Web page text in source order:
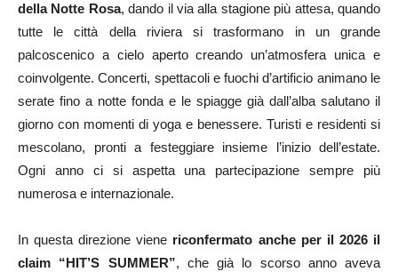
della Notte Rosa, dando il via alla stagione più attesa, quando
tutte le città della riviera si trasformano in un grande
palcoscenico a cielo aperto creando un’atmosfera unica e
coinvolgente. Concerti, spettacoli e fuochi d’artificio animano le
serate fino a notte fonda e le spiagge già dall’alba salutano il
giorno con momenti di yoga e benessere. Turisti e residenti si
mescolano, pronti a festeggiare insieme l’inizio dell’estate.
Ogni anno ci si aspetta una partecipazione sempre più
numerosa e internazionale.
In questa direzione viene riconfermato anche per il 2026 il
claim “HIT’S SUMMER”, che già lo scorso anno aveva